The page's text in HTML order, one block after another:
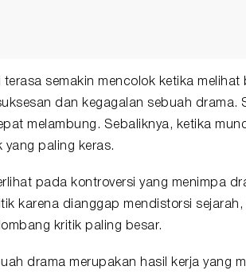
terasa semakin mencolok ketika
dan kegagalan sebuah drama.
melambung. Sebaliknya, ketika
yang paling keras.
pada kontroversi yang menimpa
karena dianggap mendistorsi
kritik paling besar.
drama merupakan hasil kerja yang